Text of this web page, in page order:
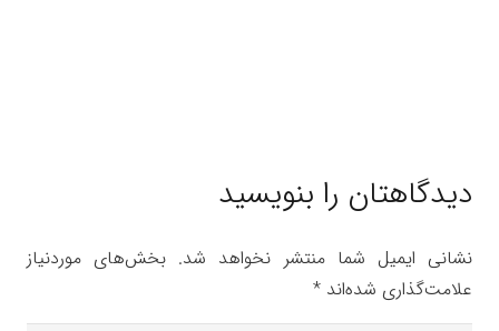
دیدگاهتان را بنویسید
نشانی ایمیل شما منتشر نخواهد شد. بخش‌های موردنیاز
علامت‌گذاری شده‌اند *